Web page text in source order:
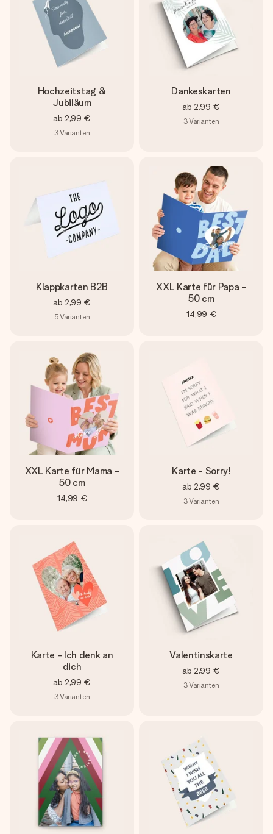
Hochzeitstag &
Jubiläum
ab 2,99 €
3Varianten
Dankeskarten
ab 2,99 €
3Varianten
Klappkarten B2B
ab 2,99 €
5Varianten
XXL Karte für Papa -
50 cm
14,99 €
XXL Karte für Mama -
50 cm
14,99 €
Karte - Sorry!
ab 2,99 €
3Varianten
Karte - Ich denk an
dich
ab 2,99 €
3Varianten
Valentinskarte
ab 2,99 €
3Varianten